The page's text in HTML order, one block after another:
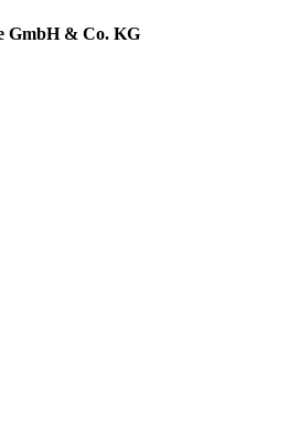
GmbH & Co. KG